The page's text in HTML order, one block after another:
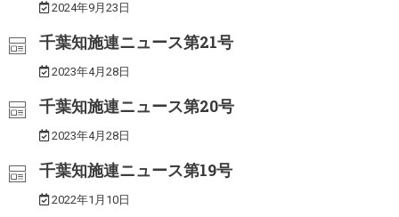
2024年9月23日
千葉知施連ニュース第21号
2023年4月28日
千葉知施連ニュース第20号
2023年4月28日
千葉知施連ニュース第19号
2022年1月10日